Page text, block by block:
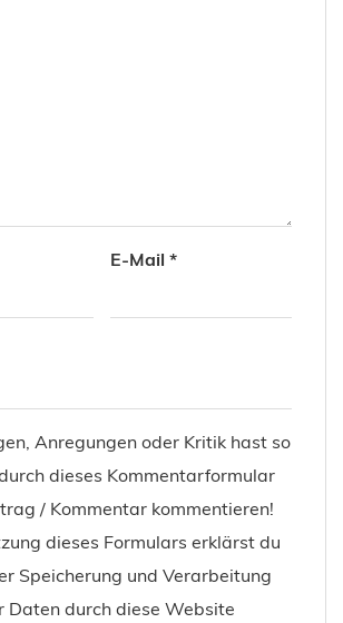
E-Mail *
Anregungen oder Kritik hast so
dieses Kommentarformular
/ Kommentar kommentieren!
dieses Formulars erklärst du
Speicherung und Verarbeitung
Daten durch diese Website